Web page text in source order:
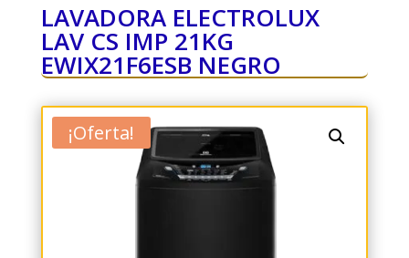
LAVADORA ELECTROLUX
LAV CS IMP 21KG
EWIX21F6ESB NEGRO
¡Oferta!